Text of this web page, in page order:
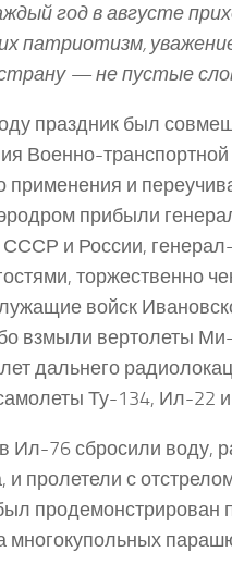
год в августе
патриотизм,
— не пустые
праздник был
Военно-
применения и
прибыли
и России,
торжественно
войск
взмыли вертолеты
дальнего
Ту-134, Ил-22
Ил-76 сбросили воду,
и пролетели с
продемонстрирован
многокупольных